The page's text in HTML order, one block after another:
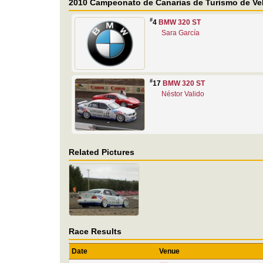
2010 Campeonato de Canarias de Turismo de
#4 BMW 320 ST
Sara García
#17 BMW 320 ST
Néstor Valido
Related Pictures
Race Results
Date Venue